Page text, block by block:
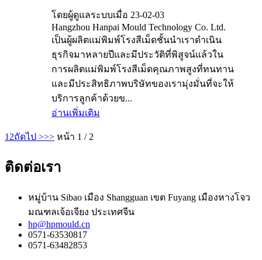
โดยผู้ดูแลระบบเมื่อ 23-02-03
Hangzhou Hanpai Mould Technology Co. Ltd.
เป็นผู้ผลิตแม่พิมพ์โรงสีเม็ดชั้นนำเราดำเนิน
ธุรกิจมาหลายปีและมีประวัติที่พิสูจน์แล้วใน
การผลิตแม่พิมพ์โรงสีเม็ดคุณภาพสูงที่ทนทาน
และมีประสิทธิภาพบริษัทของเรามุ่งมั่นที่จะให้
บริการลูกค้าด้วยข...
อ่านเพิ่มเติม
1 2ถัดไป >>> หน้า 1 / 2
ติดต่อเรา
หมู่บ้าน Sibao เมือง Shangguan เขต Fuyang เมืองหางโจว
มณฑลเจ้อเจียง ประเทศจีน
hp@hpmould.cn
0571-63530817
0571-63482853